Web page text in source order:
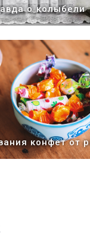
о колыбели
конфет от